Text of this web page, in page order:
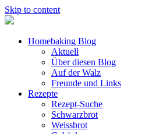
Skip to content
Homebaking Blog
Aktuell
Über diesen Blog
Auf der Walz
Freunde und Links
Rezepte
Rezept-Suche
Schwarzbrot
Weissbrot